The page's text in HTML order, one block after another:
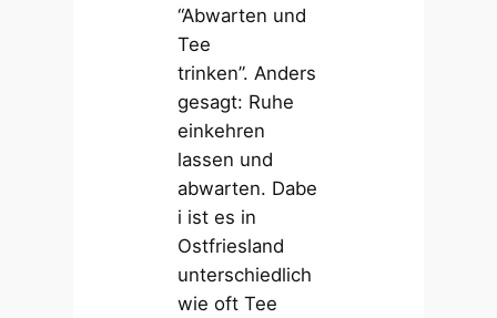
“Abwarten und
Tee
trinken”. Anders
gesagt: Ruhe
einkehren
lassen und
abwarten. Dabe
i ist es in
Ostfriesland
unterschiedlich
wie oft Tee